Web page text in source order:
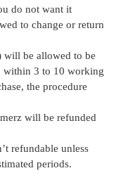
do not want it
to change or return
will be allowed to be
within 3 to 10 working
the procedure
will be refunded
refundable unless
periods.